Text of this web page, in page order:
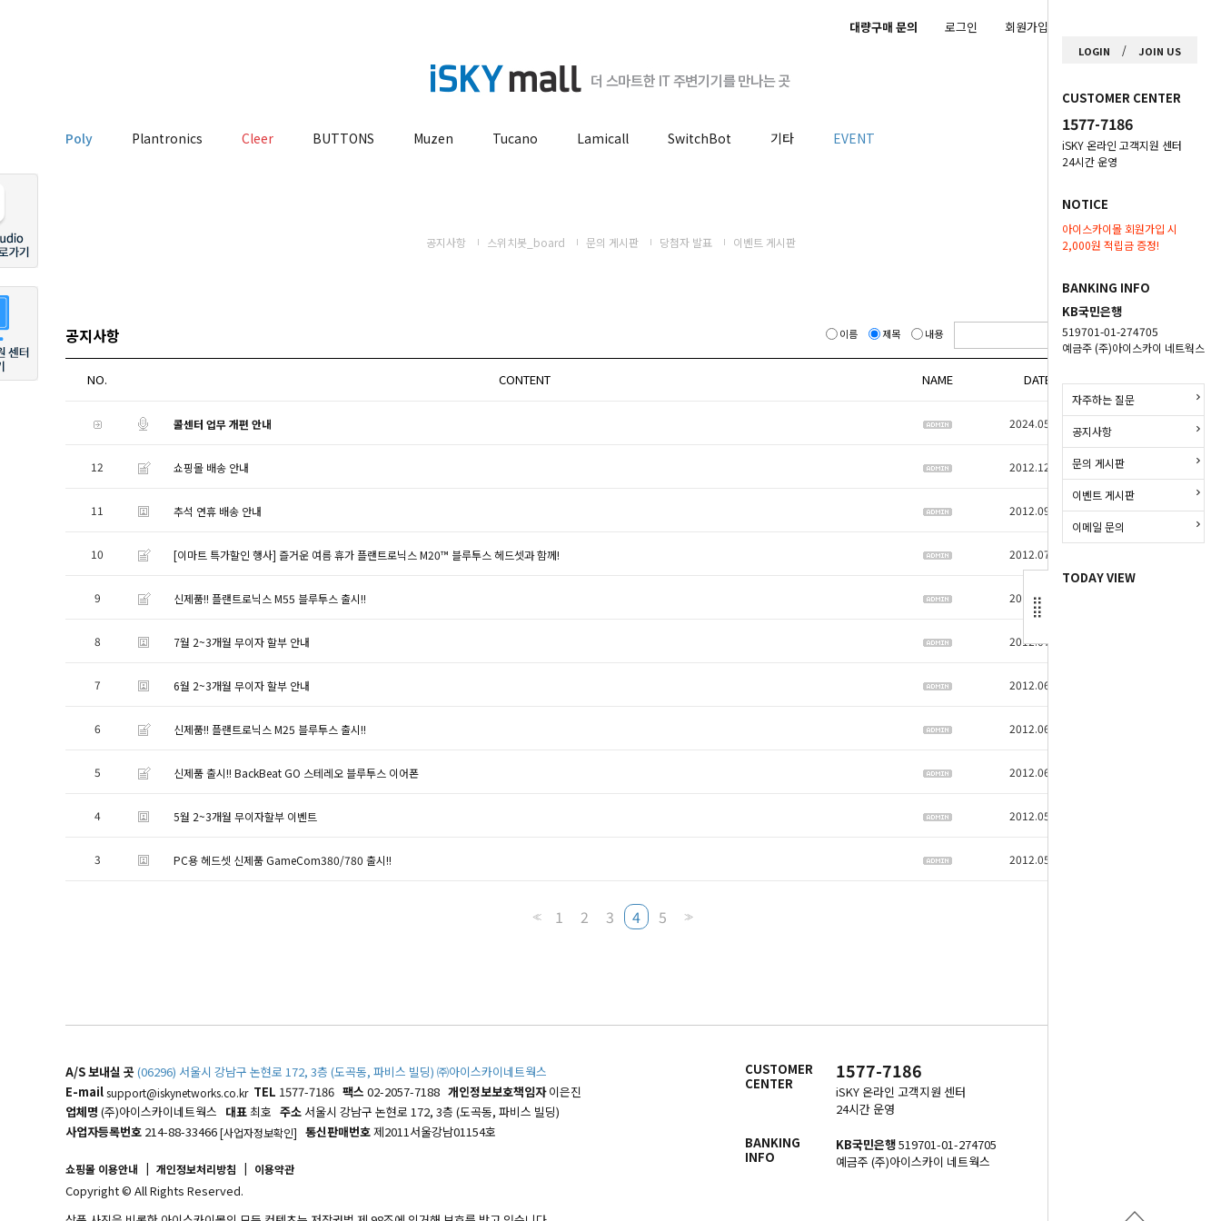
대량구매 문의 로그인 회원가입
Poly Plantronics Cleer BUTTONS Muzen Tucano Lamicall SwitchBot 기타 EVENT
LOGIN / JOIN US
CUSTOMER CENTER
1577-7186
iSKY 온라인 고객지원 센터
24시간 운영
NOTICE
아이스카이몰 회원가입 시
2,000원 적립금 증정!
BANKING INFO
KB국민은행
519701-01-274705
예금주 (주)아이스카이 네트웍스
자주하는 질문
공지사항
문의 게시판
이벤트 게시판
이메일 문의
TODAY VIEW
공지사항 스위치봇_board 문의 게시판 당첨자 발표 이벤트 게시판
공지사항 이름 제목 내용
NO. CONTENT NAME DATE HITS
콜센터 업무 개편 안내 2024.05.13
12 쇼핑몰 배송 안내 2012.12.11 6141
11 추석 연휴 배송 안내 2012.09.24 4991
10 [이마트 특가할인 행사] 즐거운 여름 휴가 플랜트로닉스 M20™ 블루투스 헤드셋과 함께! 2012.07.18
9 신제품!! 플랜트로닉스 M55 블루투스 출시!! 2012.07.16
8 7월 2~3개월 무이자 할부 안내 2012.07.03
7 6월 2~3개월 무이자 할부 안내 2012.06.26
6 신제품!! 플랜트로닉스 M25 블루투스 출시!! 2012.06.25
5 신제품 출시!! BackBeat GO 스테레오 블루투스 이어폰 2012.06.13
4 5월 2~3개월 무이자할부 이벤트 2012.05.25
3 PC용 헤드셋 신제품 GameCom380/780 출시!! 2012.05.22
<< 1 2 3 4 5 >>
A/S 보내실 곳 (06296) 서울시 강남구 논현로 172, 3층 (도곡동, 파비스 빌딩) ㈜아이스카이네트웍스
E-mailsupport@iskynetworks.co.kr TEL 1577-7186 팩스 02-2057-7188 개인정보보호책임자이은진
업체명 (주)아이스카이네트웍스 대표최호 주소 서울시 강남구 논현로 172, 3층 (도곡동, 파비스 빌딩)
사업자등록번호 214-88-33466[사업자정보확인] 통신판매번호제2011서울강남01154호
쇼핑몰 이용안내 | 개인정보처리방침 | 이용약관
Copyright © All Rights Reserved.
CUSTOMER
CENTER
1577-7186
iSKY 온라인 고객지원 센터
24시간 운영
BANKING
INFO
KB국민은행519701-01-274705
예금주 (주)아이스카이 네트웍스